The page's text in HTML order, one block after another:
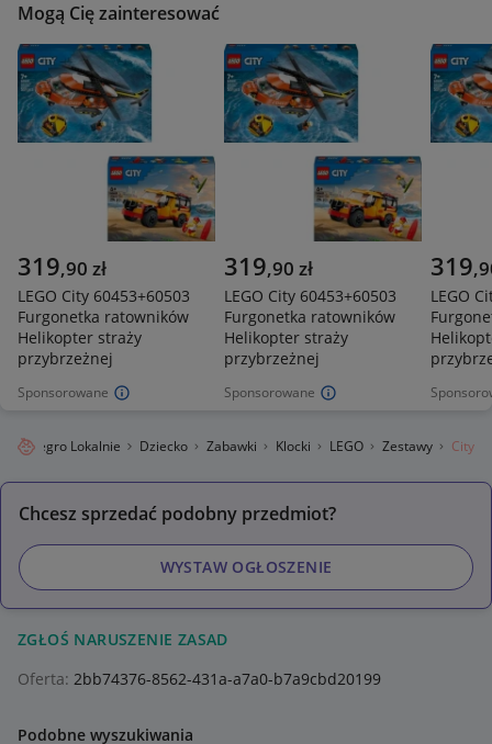
Mogą Cię zainteresować
Sponsorowane
319,90 zł
LEGO City 60453+60503
Furgonetka ratowników
Helikopter straży
przybrzeżnej
Sponsorowane
319,90 zł
LEGO City 60453+60503
Furgonetka ratowników
Helikopter straży
przybrzeżnej
319,
LEGO
Allegro Lokalnie Dziecko Zabawki Klocki LEGO Zestawy City
Chcesz sprzedać podobny przedmiot?
WYSTAW OGŁOSZENIE
ZGŁOŚ NARUSZENIE ZASAD
Oferta: 2bb74376-8562-431a-a7a0-b7a9cbd20199
Podobne wyszukiwania